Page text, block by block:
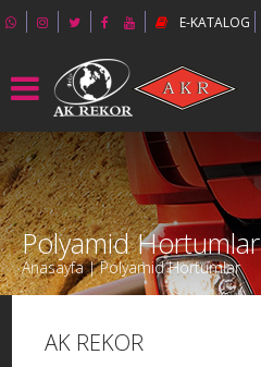
E-KATALOG
Polyamid Hortumlar
Anasayfa | Polyamid Hortumlar
AK REKOR